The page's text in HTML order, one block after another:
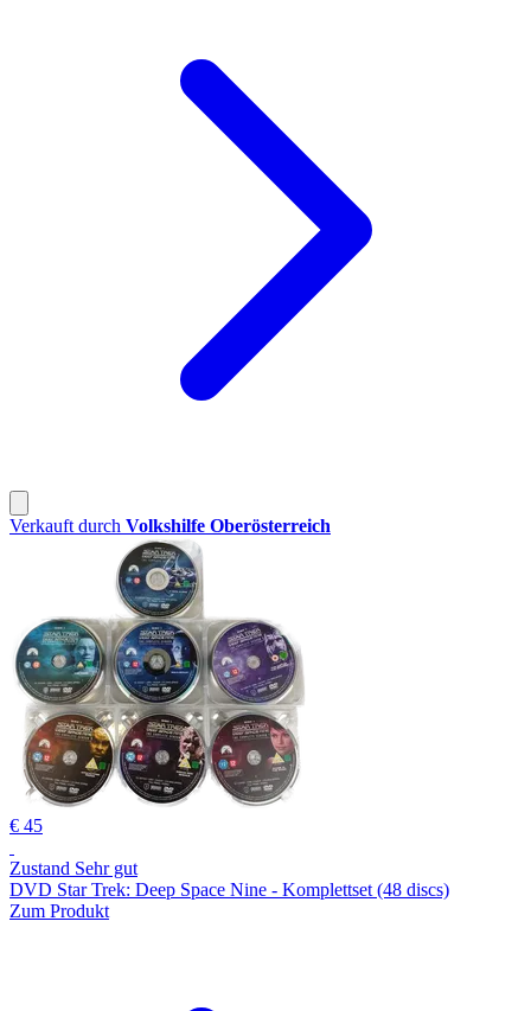
Verkauft durch Volkshilfe Oberösterreich
€ 45
Zustand Sehr gut
DVD Star Trek: Deep Space Nine - Komplettset (48 discs)
Zum Produkt